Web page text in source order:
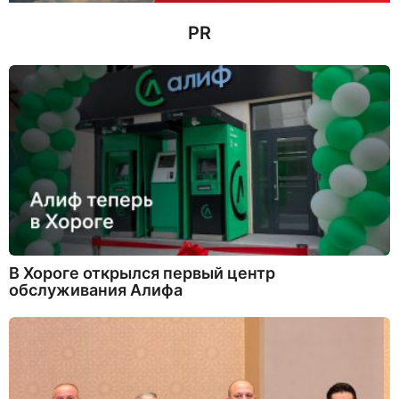
PR
В Хороге открылся первый центр
обслуживания Алифа